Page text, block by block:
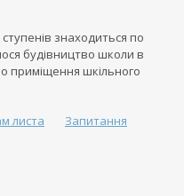
знаходиться по
будівництво школи в
приміщення шкільного
листа Запитання